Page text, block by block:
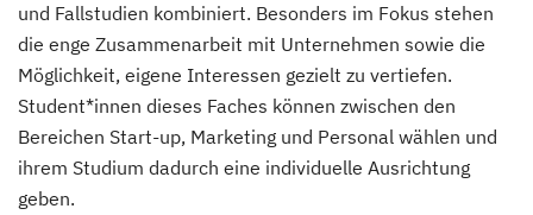
und Fallstudien kombiniert. Besonders im Fokus stehen
die enge Zusammenarbeit mit Unternehmen sowie die
Möglichkeit, eigene Interessen gezielt zu vertiefen.
Student*innen dieses Faches können zwischen den
Bereichen Start-up, Marketing und Personal wählen und
ihrem Studium dadurch eine individuelle Ausrichtung
geben.